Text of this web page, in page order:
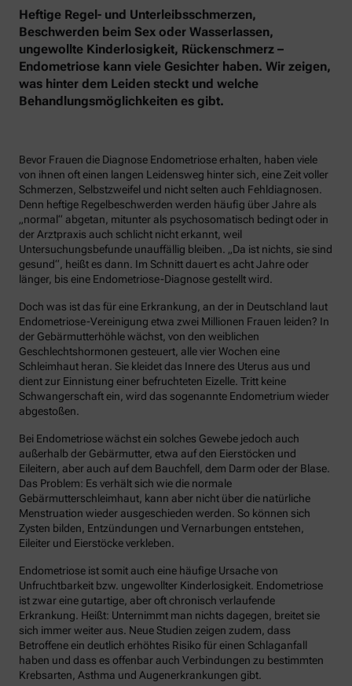
Heftige Regel- und Unterleibsschmerzen,
Beschwerden beim Sex oder Wasserlassen,
ungewollte Kinderlosigkeit, Rückenschmerz –
Endometriose kann viele Gesichter haben. Wir zeigen,
was hinter dem Leiden steckt und welche
Behandlungsmöglichkeiten es gibt.
Bevor Frauen die Diagnose Endometriose erhalten, haben viele
von ihnen oft einen langen Leidensweg hinter sich, eine Zeit voller
Schmerzen, Selbstzweifel und nicht selten auch Fehldiagnosen.
Denn heftige Regelbeschwerden werden häufig über Jahre als
„normal“ abgetan, mitunter als psychosomatisch bedingt oder in
der Arztpraxis auch schlicht nicht erkannt, weil
Untersuchungsbefunde unauffällig bleiben. „Da ist nichts, sie sind
gesund“, heißt es dann. Im Schnitt dauert es acht Jahre oder
länger, bis eine Endometriose-Diagnose gestellt wird.
Doch was ist das für eine Erkrankung, an der in Deutschland laut
Endometriose-Vereinigung etwa zwei Millionen Frauen leiden? In
der Gebärmutterhöhle wächst, von den weiblichen
Geschlechtshormonen gesteuert, alle vier Wochen eine
Schleimhaut heran. Sie kleidet das Innere des Uterus aus und
dient zur Einnistung einer befruchteten Eizelle. Tritt keine
Schwangerschaft ein, wird das sogenannte Endometrium wieder
abgestoßen.
Bei Endometriose wächst ein solches Gewebe jedoch auch
außerhalb der Gebärmutter, etwa auf den Eierstöcken und
Eileitern, aber auch auf dem Bauchfell, dem Darm oder der Blase.
Das Problem: Es verhält sich wie die normale
Gebärmutterschleimhaut, kann aber nicht über die natürliche
Menstruation wieder ausgeschieden werden. So können sich
Zysten bilden, Entzündungen und Vernarbungen entstehen,
Eileiter und Eierstöcke verkleben.
Endometriose ist somit auch eine häufige Ursache von
Unfruchtbarkeit bzw. ungewollter Kinderlosigkeit. Endometriose
ist zwar eine gutartige, aber oft chronisch verlaufende
Erkrankung. Heißt: Unternimmt man nichts dagegen, breitet sie
sich immer weiter aus. Neue Studien zeigen zudem, dass
Betroffene ein deutlich erhöhtes Risiko für einen Schlaganfall
haben und dass es offenbar auch Verbindungen zu bestimmten
Krebsarten, Asthma und Augenerkrankungen gibt.